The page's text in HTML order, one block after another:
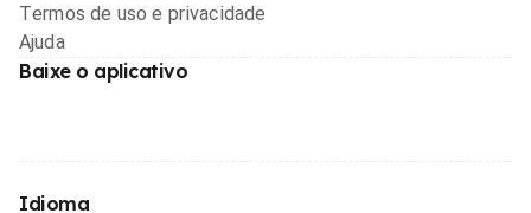
Termos de uso e privacidade
Ajuda
Baixe o aplicativo
Idioma